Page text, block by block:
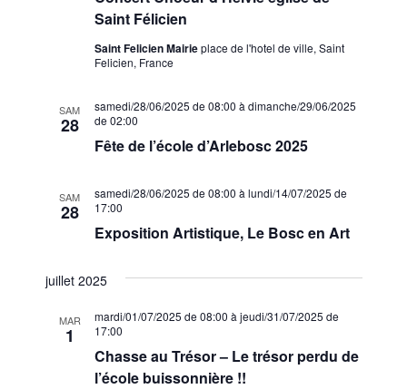
Saint Félicien
Saint Felicien Mairieplace de l'hotel de ville, Saint
Felicien, France
SAM
28
Fête de l’école d’Arlebosc 2025
samedi/28/06/2025 de 08:00 à dimanche/29/06/2025
de 02:00
SAM
28
Exposition Artistique, Le Bosc en Art
samedi/28/06/2025 de 08:00 à lundi/14/07/2025 de
17:00
juillet 2025
MAR
1
Chasse au Trésor – Le trésor perdu de
l’école buissonnière !!
mardi/01/07/2025 de 08:00 à jeudi/31/07/2025 de
17:00